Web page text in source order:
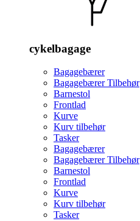
cykelbagage
Bagagebærer
Bagagebærer Tilbehør
Barnestol
Frontlad
Kurve
Kurv tilbehør
Tasker
Bagagebærer
Bagagebærer Tilbehør
Barnestol
Frontlad
Kurve
Kurv tilbehør
Tasker